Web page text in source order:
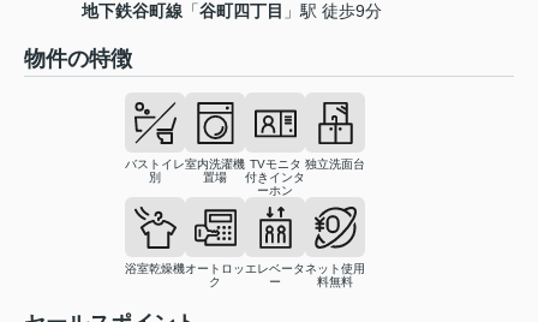
地下鉄谷町線 「谷町四丁目 」駅 徒歩9分
物件の特徴
バストイレ
別
室内洗濯機
置場
TVモニタ
付きインタ
ーホン
独立洗面台
浴室乾燥機オートロッ
ク
エレベータ
ー
ネット使用
料無料